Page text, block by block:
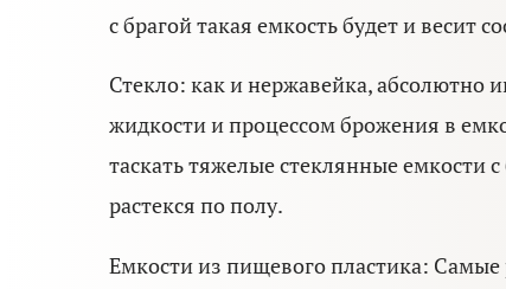
с брагой такая емкость будет и весит
Стекло: как и нержавейка, абсолютно
жидкости и процессом брожения в
таскать тяжелые стеклянные емкости
растекся по полу.
Емкости из пищевого пластика: